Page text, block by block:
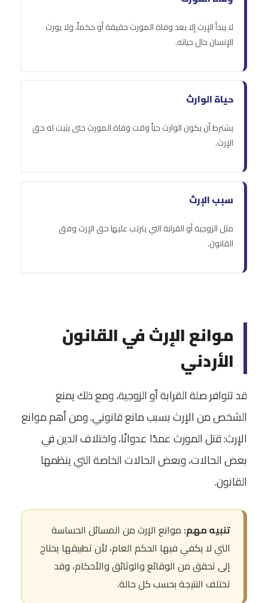
لا يبدأ الإرث إلا بعد وفاة المورث حقيقة أو حكماً، ولا يورث
الإنسان حال حياته.
حياة الوارث
يشترط أن يكون الوارث حياً وقت وفاة المورث حتى يثبت له حق
الإرث.
سبب الإرث
مثل الزوجية أو القرابة التي يترتب عليها حق الإرث وفق
القانون.
موانع الإرث في القانون
الأردني
قد تتوافر صلة القرابة أو الزوجية، ومع ذلك يمنع
الشخص من الإرث بسبب مانع قانوني. ومن أهم موانع
الإرث: قتل المورث عمدًا عدوانًا، واختلاف الدين في
بعض الحالات، وبعض الحالات الخاصة التي ينظمها
القانون.
تنبيه مهم: موانع الإرث من المسائل الحساسة
التي لا يكفي فيها الحكم العام، لأن تطبيقها يحتاج
إلى تحقق من الوقائع والوثائق والأحكام، وقد
تختلف النتيجة بحسب كل حالة.